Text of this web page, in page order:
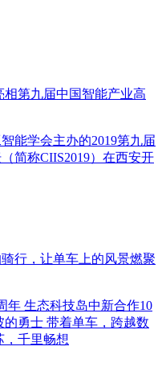
第九届中国智能产业高
能学会主办的2019第九届
简称CIIS2019）在西安开
行，让单车上的风景燃聚
年 生态科技岛中新合作10
的勇士 带着单车，跨越数
，千里畅想